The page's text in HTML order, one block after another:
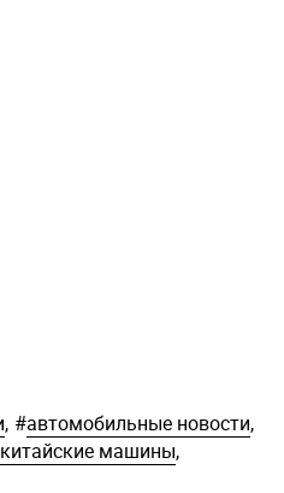
, #автомобильные новости,
китайские машины,